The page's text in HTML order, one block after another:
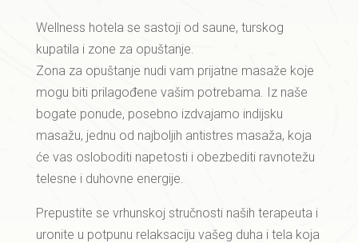
Wellness hotela se sastoji od saune, turskog
kupatila i zone za opuštanje.
Zona za opuštanje nudi vam prijatne masaže koje
mogu biti prilagođene vašim potrebama. Iz naše
bogate ponude, posebno izdvajamo indijsku
masažu, jednu od najboljih antistres masaža, koja
će vas osloboditi napetosti i obezbediti ravnotežu
telesne i duhovne energije.
Prepustite se vrhunskoj stručnosti naših terapeuta i
uronite u potpunu relaksaciju vašeg duha i tela koja